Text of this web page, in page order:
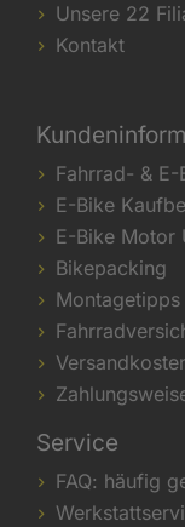
Unsere 22
Kontakt
Fahrrad- &
E-Bike
E-Bike Motor
Bikepacking
Montagetipps
Service
FAQ: häufig